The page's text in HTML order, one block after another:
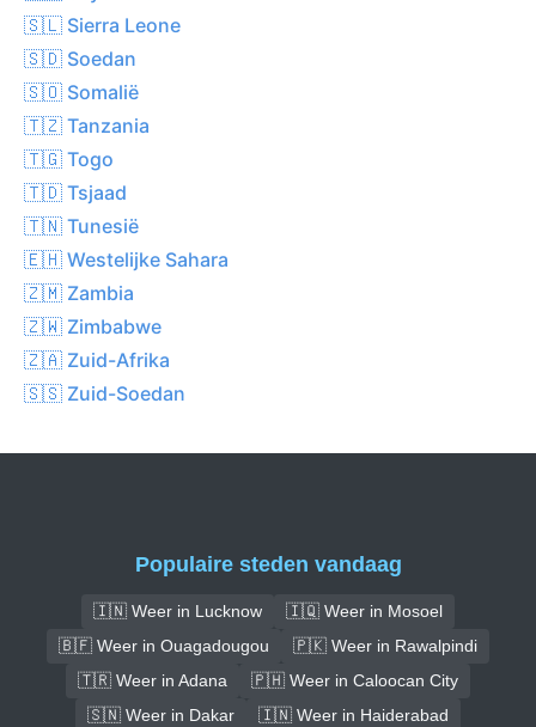
🇸🇱 Sierra Leone
🇸🇩 Soedan
🇸🇴 Somalië
🇹🇿 Tanzania
🇹🇬 Togo
🇹🇩 Tsjaad
🇹🇳 Tunesië
🇪🇭 Westelijke Sahara
🇿🇲 Zambia
🇿🇼 Zimbabwe
🇿🇦 Zuid-Afrika
🇸🇸 Zuid-Soedan
Populaire steden vandaag
🇮🇳 Weer in Lucknow
🇮🇶 Weer in Mosoel
🇧🇫 Weer in Ouagadougou
🇵🇰 Weer in Rawalpindi
🇹🇷 Weer in Adana
🇵🇭 Weer in Caloocan City
🇸🇳 Weer in Dakar
🇮🇳 Weer in Haiderabad